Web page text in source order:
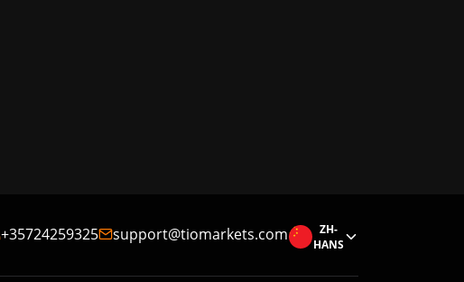
+35724259325 support@tiomarkets.com
ZH-
HANS